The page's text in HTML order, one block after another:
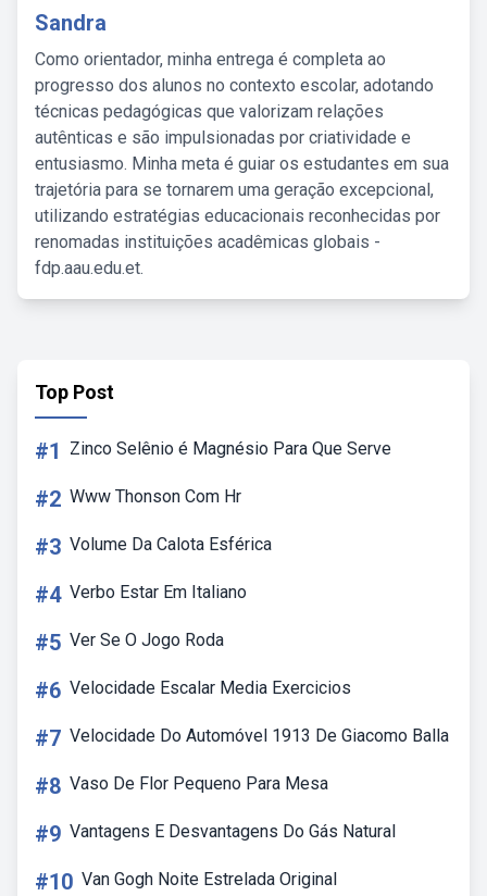
Sandra
Como orientador, minha entrega é completa ao
progresso dos alunos no contexto escolar, adotando
técnicas pedagógicas que valorizam relações
autênticas e são impulsionadas por criatividade e
entusiasmo. Minha meta é guiar os estudantes em sua
trajetória para se tornarem uma geração excepcional,
utilizando estratégias educacionais reconhecidas por
renomadas instituições acadêmicas globais -
fdp.aau.edu.et.
Top Post
#1 Zinco Selênio é Magnésio Para Que Serve
#2 Www Thonson Com Hr
#3 Volume Da Calota Esférica
#4 Verbo Estar Em Italiano
#5 Ver Se O Jogo Roda
#6 Velocidade Escalar Media Exercicios
#7 Velocidade Do Automóvel 1913 De Giacomo Balla
#8 Vaso De Flor Pequeno Para Mesa
#9 Vantagens E Desvantagens Do Gás Natural
#10 Van Gogh Noite Estrelada Original